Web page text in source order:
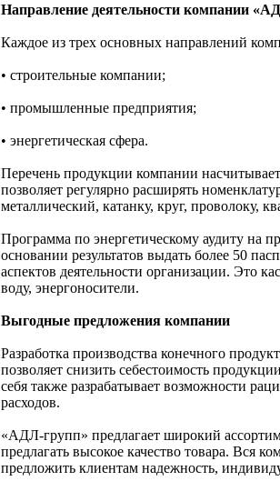
Направление деятельности компании
Каждое из трех основных направлений
• строительные компании;
• промышленные предприятия;
• энергетическая сфера.
Перечень продукции компании
позволяет регулярно расширять
металлический, катанку, круг, проволоку,
Программа по энергетическому аудиту на
основании результатов выдать более 50
аспектов деятельности организации. Это
воду, энергоносители.
Выгодные предложения компании
Разработка производства конечного
позволяет снизить себестоимость
себя также разрабатывает возможности
расходов.
«АДЛ-групп» предлагает широкий
предлагать высокое качество товара. Вся
предложить клиентам надежность,